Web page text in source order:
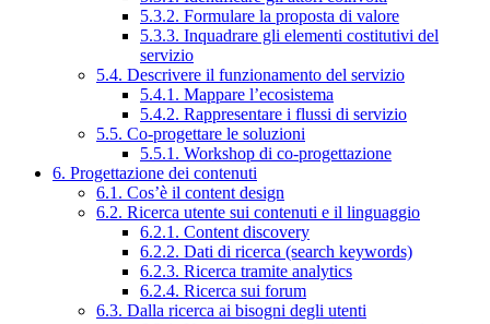
5.3.2. Formulare la proposta di valore
5.3.3. Inquadrare gli elementi costitutivi del
servizio
5.4. Descrivere il funzionamento del servizio
5.4.1. Mappare l’ecosistema
5.4.2. Rappresentare i flussi di servizio
5.5. Co-progettare le soluzioni
5.5.1. Workshop di co-progettazione
6. Progettazione dei contenuti
6.1. Cos’è il content design
6.2. Ricerca utente sui contenuti e il linguaggio
6.2.1. Content discovery
6.2.2. Dati di ricerca (search keywords)
6.2.3. Ricerca tramite analytics
6.2.4. Ricerca sui forum
6.3. Dalla ricerca ai bisogni degli utenti